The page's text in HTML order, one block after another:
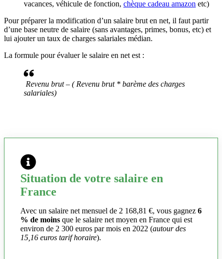
vacances, véhicule de fonction, chèque cadeau amazon etc)
Pour préparer la modification d’un salaire brut en net, il faut partir
d’une base neutre de salaire (sans avantages, primes, bonus, etc) et
lui ajouter un taux de charges salariales médian.
La formule pour évaluer le salaire en net est :
Revenu brut – ( Revenu brut * barème des charges
salariales)
Situation de votre salaire en
France
Avec un salaire net mensuel de 2 168,81 €, vous gagnez 6
% de moins que le salaire net moyen en France qui est
environ de 2 300 euros par mois en 2022 (autour des
15,16 euros tarif horaire).